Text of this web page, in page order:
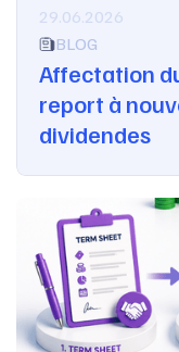
29.06.2026
BLOG
Affectation
report à
dividendes